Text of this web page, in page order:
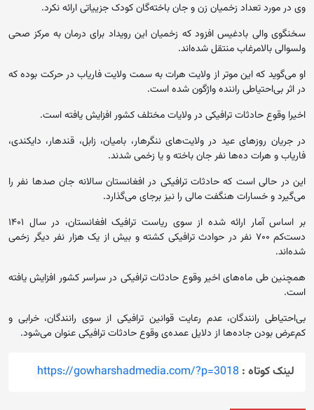
وی در مورد تعداد زخمیان زن و جان باخته‌گان کودک جزییاتی ارائه نکرد.
سخنگوی والی بادغیس افزود که زخمیان این رویداد برای درمان به مرکز صحی
ولسوالی بالامرغاب منتقل شده‌اند.
او می‌گوید که این موتر از ولایت هرات به سمت ولایت فاریاب در حرکت بوده که
در اثر بی‌احتیاطی راننده واژگون شده است.
اخیرا وقوع حادثات ترافیکی در ولایات مختلف کشور افزایش یافته است.
در جریان روزهای عید در ولایت‌های ننگرهار، بامیان، زابل، قندهار، دایکندی،
فاریاب و هرات ده‌ها نفر جان باخته و یا زخمی شدند.
این در حالی است که حادثات ترافیکی در افغانستان سالانه جان صدها نفر را
می‌گیرد و خسارات هنگفت مالی را نیز برجای می‌گذارد.
بر اساس آمار ارائه شده از سوی ریاست ترافیک افغانستان، در سال ۱۴۰۱
دست‌کم ۷۰۰ نفر در حوادث ترافیکی کشته و بیش از یک هزار نفر دیگر زخمی
شده‌اند.
همچنین طی ماه‌های اخیر وقوع حادثات ترافیکی در سراسر کشور افزایش یافته
است.
بی‌احتیاطی رانندگان، عدم رعایت قوانین ترافیکی از سوی رانندگان، خرابی و
کم‌عرض بودن جاده‌ها از دلایل عمده‌ی وقوع حادثات ترافیکی عنوان می‌شود.
لینک کوتاه : https://gowharshadmedia.com/?p=3018